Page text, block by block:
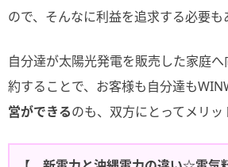
ので、そんなに利益を追求する必要も
自分達が太陽光発電を販売した家庭
約することで、お客様も自分達も
営ができるのも、双方にとってメリッ